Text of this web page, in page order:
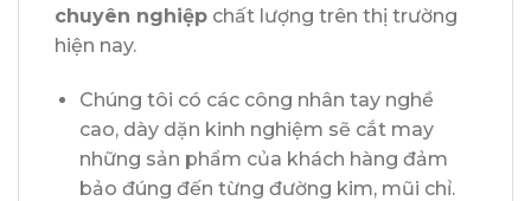
chuyên nghiệp chất lượng trên thị trường
hiện nay.
Chúng tôi có các công nhân tay nghề
cao, dày dặn kinh nghiệm sẽ cắt may
những sản phẩm của khách hàng đảm
bảo đúng đến từng đường kim, mũi chỉ.